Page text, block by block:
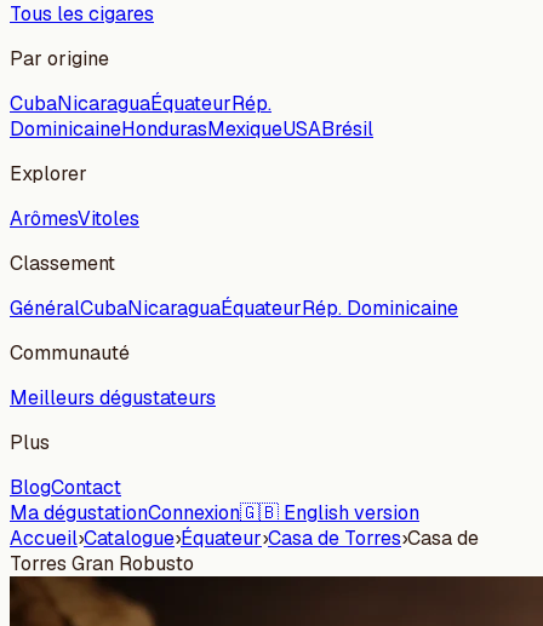
Tous les cigares
Par origine
CubaNicaraguaÉquateurRép.
DominicaineHondurasMexiqueUSABrésil
Explorer
ArômesVitoles
Classement
GénéralCubaNicaraguaÉquateurRép. Dominicaine
Communauté
Meilleurs dégustateurs
Plus
BlogContact
Ma dégustationConnexion🇬🇧 English version
Accueil›Catalogue›Équateur›Casa de Torres›Casa de
Torres Gran Robusto